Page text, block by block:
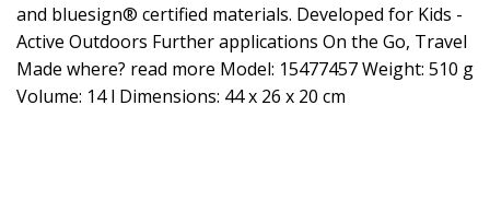
and bluesign® certified materials. Developed for Kids -
Active Outdoors Further applications On the Go, Travel
Made where? read more Model: 15477457 Weight: 510 g
Volume: 14 l Dimensions: 44 x 26 x 20 cm